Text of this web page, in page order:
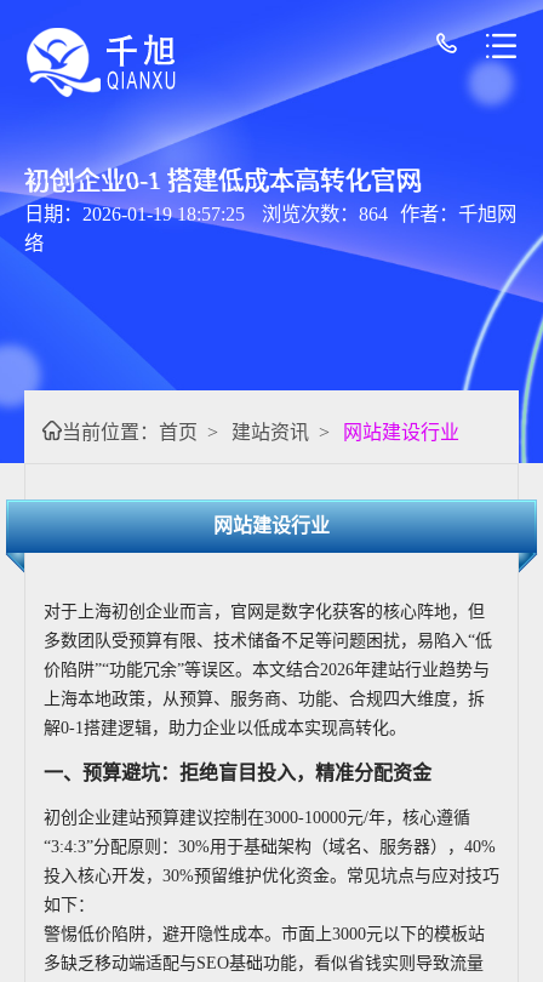
初创企业0-1 搭建低成本高转化官网
日期：2026-01-19 18:57:25 浏览次数：864 作者：千旭网
络
当前位置： 首页 > 建站资讯 > 网站建设行业
网站建设行业
对于上海初创企业而言，官网是数字化获客的核心阵地，但
多数团队受预算有限、技术储备不足等问题困扰，易陷入“低
价陷阱”“功能冗余”等误区。本文结合2026年建站行业趋势与
上海本地政策，从预算、服务商、功能、合规四大维度，拆
解0-1搭建逻辑，助力企业以低成本实现高转化。
一、预算避坑：拒绝盲目投入，精准分配资金
初创企业建站预算建议控制在3000-10000元/年，核心遵循
“3:4:3”分配原则：30%用于基础架构（域名、服务器），40%
投入核心开发，30%预留维护优化资金。常见坑点与应对技巧
如下：
警惕低价陷阱，避开隐性成本。市面上3000元以下的模板站
多缺乏移动端适配与SEO基础功能，看似省钱实则导致流量